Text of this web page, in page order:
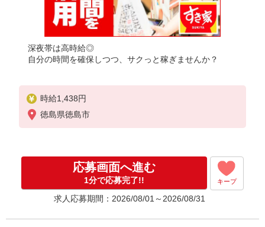
深夜帯は高時給◎
自分の時間を確保しつつ、サクっと稼ぎませんか？
時給1,438円
徳島県徳島市
応募画面へ進む
1分で応募完了!! キープ
求人応募期間：2026/08/01～2026/08/31